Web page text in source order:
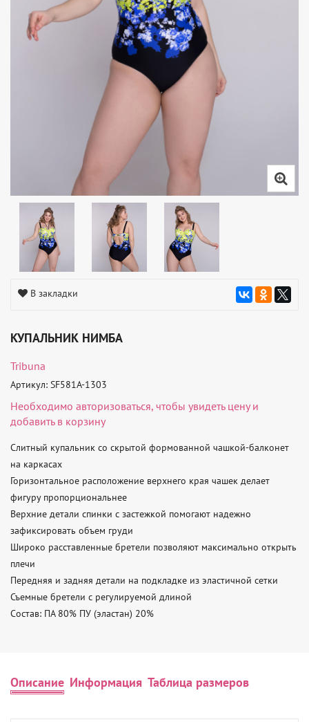
В закладки
КУПАЛЬНИК НИМБА
Tribuna
Артикул: SF581A-1303
Необходимо авторизоваться, чтобы увидеть цену и
добавить в корзину
Слитный купальник со скрытой формованной чашкой-балконет
на каркасах
Горизонтальное расположение верхнего края чашек делает
фигуру пропорциональнее
Верхние детали спинки с застежкой помогают надежно
зафиксировать объем груди
Широко расставленные бретели позволяют максимально открыть
плечи
Передняя и задняя детали на подкладке из эластичной сетки
Съемные бретели с регулируемой длиной
Состав: ПА 80% ПУ (эластан) 20%
Описание Информация Таблица размеров